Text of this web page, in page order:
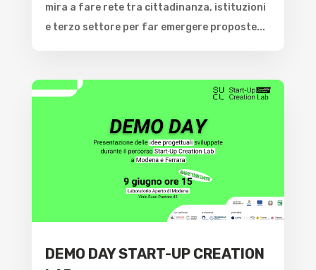
mira a fare rete tra cittadinanza, istituzioni
e terzo settore per far emergere proposte...
DEMO DAY START-UP CREATION